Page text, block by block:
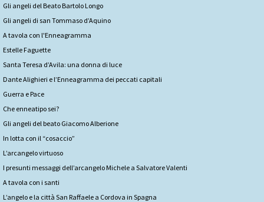
Gli angeli del Beato Bartolo Longo
Gli angeli di san Tommaso d’Aquino
A tavola con l'Enneagramma
Estelle Faguette
Santa Teresa d’Avila: una donna di luce
Dante Alighieri e l’Enneagramma dei peccati capitali
Guerra e Pace
Che enneatipo sei?
Gli angeli del beato Giacomo Alberione
In lotta con il “cosaccio”
L’arcangelo virtuoso
I presunti messaggi dell’arcangelo Michele a Salvatore Valenti
A tavola con i santi
L’angelo e la città San Raffaele a Cordova in Spagna